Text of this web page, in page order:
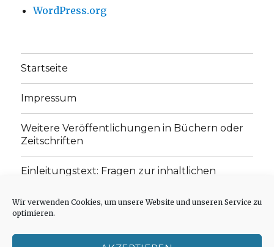
Wir verwenden Cookies, um unsere Website und unseren Service zu
optimieren.
WordPress.org
Startseite
Impressum
Weitere Veröffentlichungen in Büchern oder
Zeitschriften
Einleitungstext: Fragen zur inhaltlichen
„schwachen Glaubens“